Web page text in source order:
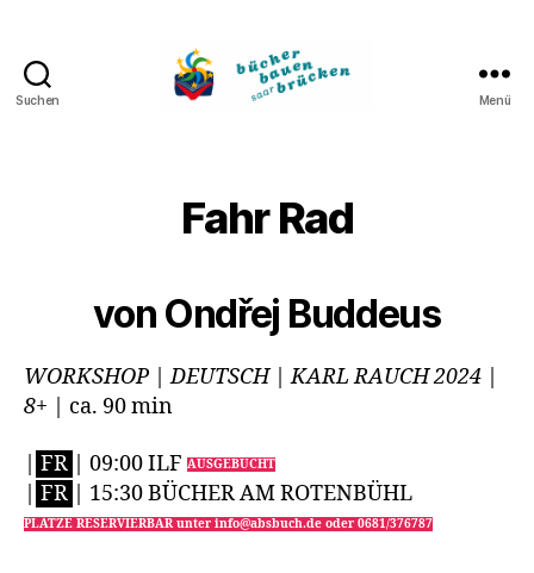
Suchen Menü
Fahr Rad
von Ondřej Buddeus
WORKSHOP | DEUTSCH | KARL RAUCH 2024 |
8+
| ca. 90 min
| FR | 09:00 ILF AUSGEBUCHT
| FR | 15:30 BÜCHER AM ROTENBÜHL
PLÄTZE RESERVIERBAR unter info@absbuch.de oder 0681/376787